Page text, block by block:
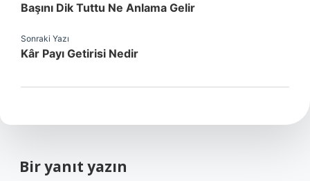
Başını Dik Tuttu Ne Anlama Gelir
Sonraki Yazı
Kâr Payı Getirisi Nedir
Bir yanıt yazın